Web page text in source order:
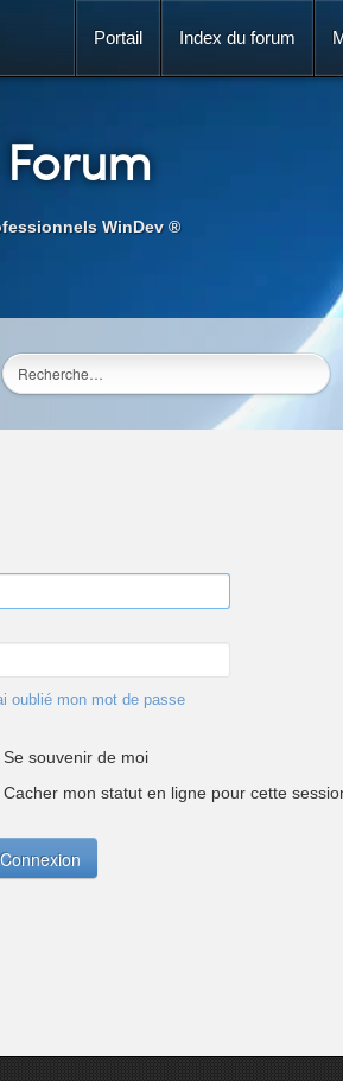
Portail Index du forum
WinDev ®
oublié mon mot de passe
Se souvenir de moi
Cacher mon statut en ligne pour cette